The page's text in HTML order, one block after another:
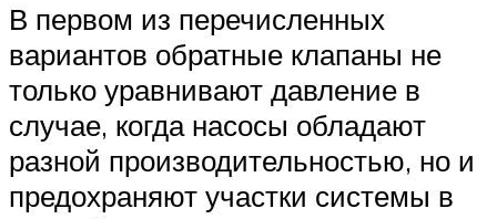
В первом из перечисленных
вариантов обратные клапаны не
только уравнивают давление в
случае, когда насосы обладают
разной производительностью, но и
предохраняют участки системы в